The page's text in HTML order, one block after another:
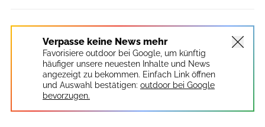
Verpasse keine News mehr
Favorisiere outdoor bei Google, um künftig
häufiger unsere neuesten Inhalte und News
angezeigt zu bekommen. Einfach Link öffnen
und Auswahl bestätigen: outdoor bei Google
bevorzugen.